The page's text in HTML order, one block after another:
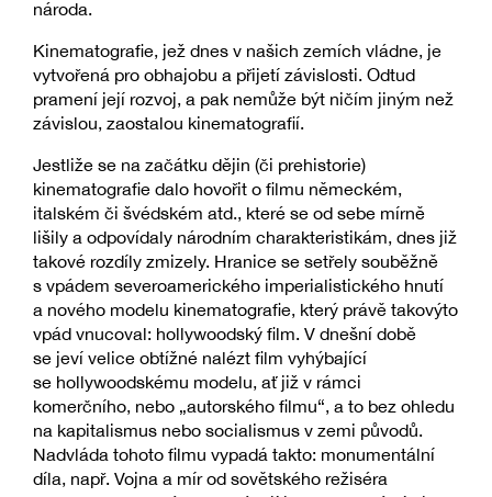
národa.
Kinematografie, jež dnes v našich zemích vládne, je
vytvořená pro obhajobu a přijetí závislosti. Odtud
pramení její rozvoj, a pak nemůže být ničím jiným než
závislou, zaostalou kinematografií.
Jestliže se na začátku dějin (či prehistorie)
kinematografie dalo hovořit o filmu německém,
italském či švédském atd., které se od sebe mírně
lišily a odpovídaly národním charakteristikám, dnes již
takové rozdíly zmizely. Hranice se setřely souběžně
s vpádem severoamerického imperialistického hnutí
a nového modelu kinematografie, který právě takovýto
vpád vnucoval: hollywoodský film. V dnešní době
se jeví velice obtížné nalézt film vyhýbající
se hollywoodskému modelu, ať již v rámci
komerčního, nebo „autorského filmu“, a to bez ohledu
na kapitalismus nebo socialismus v zemi původů.
Nadvláda tohoto filmu vypadá takto: monumentální
díla, např. Vojna a mír od sovětského režiséra